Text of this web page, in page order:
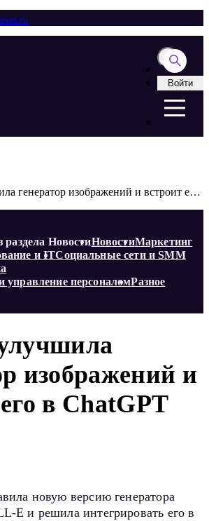
Войти
OpenAI улучшила генератор изображений и встроит его в ChatGPT
раздела НовостиНовостиМаркетинг
и ITСоциальные сети и SMM
управление персоналомРазное
изображений и
его в ChatGPT
новую версию генератора
E и решила интегрировать его в